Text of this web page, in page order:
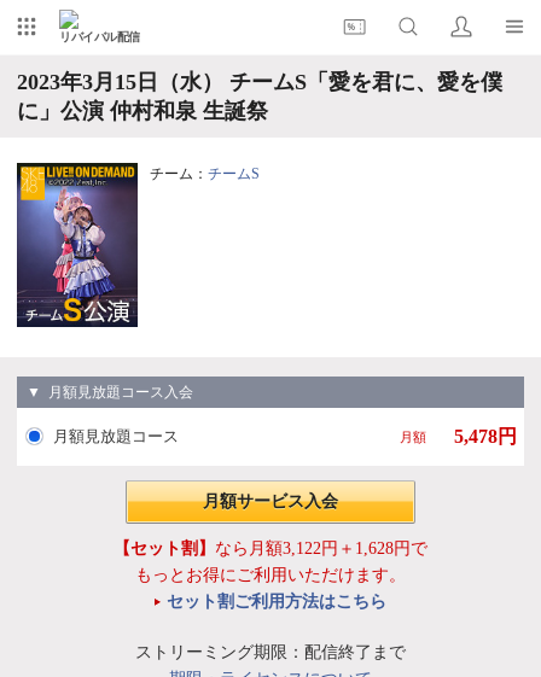
リバイバル配信
2023年3月15日（水） チームS「愛を君に、愛を僕
に」公演 仲村和泉 生誕祭
チーム： チームS
▼ 月額見放題コース入会
月額見放題コース 月額 5,478円
月額サービス入会
【セット割】 なら月額3,122円＋1,628円で
もっとお得にご利用いただけます。
セット割ご利用方法はこちら
ストリーミング期限：配信終了まで